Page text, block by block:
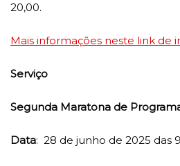
20,00.
Mais informações neste link de
Serviço
Segunda Maratona de
Data: 28 de junho de 2025 das